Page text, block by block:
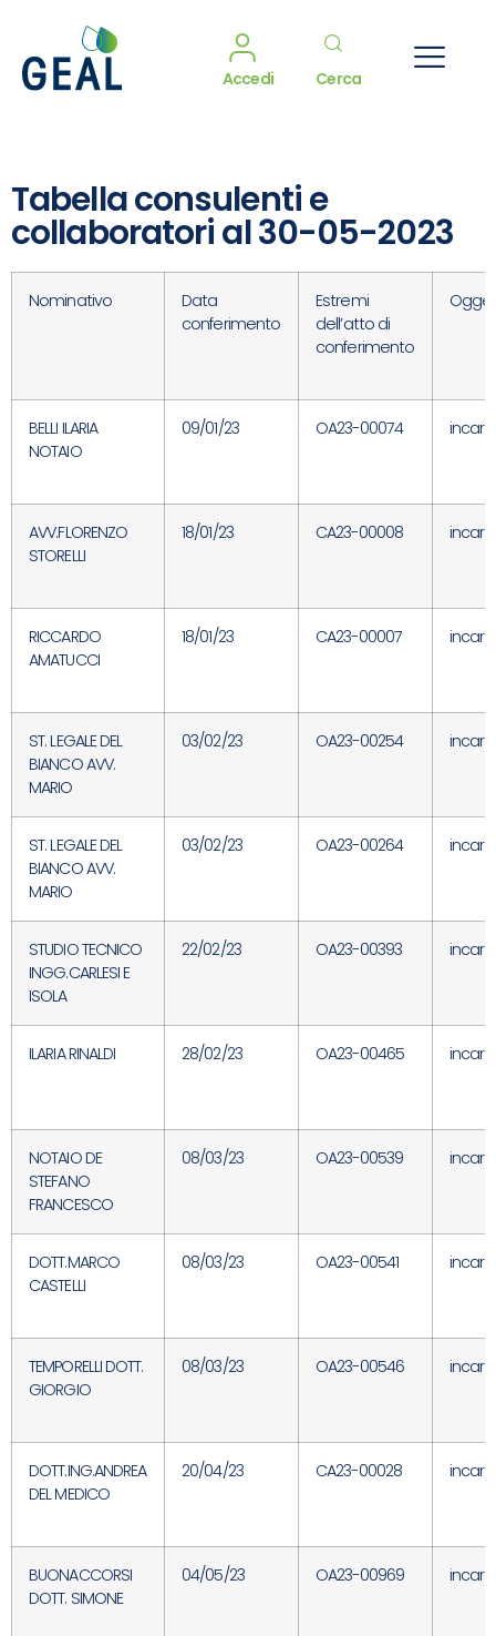
Accedi Cerca
Tabella consulenti e
collaboratori al 30-05-2023
Nominativo
Data
conferimento
Estremi
dell’atto di
conferimento
BELLI ILARIA
NOTAIO
09/01/23 OA23-00074
AVV.FLORENZO
STORELLI
18/01/23 CA23-00008
RICCARDO
AMATUCCI
18/01/23 CA23-00007
ST. LEGALE DEL
BIANCO AVV.
MARIO
03/02/23 OA23-00254
ST. LEGALE DEL
BIANCO AVV.
MARIO
03/02/23 OA23-00264
STUDIO TECNICO
INGG.CARLESI E
ISOLA
22/02/23 OA23-00393
ILARIA RINALDI 28/02/23 OA23-00465
NOTAIO DE
STEFANO
FRANCESCO
08/03/23 OA23-00539
DOTT.MARCO
CASTELLI
08/03/23 OA23-00541
TEMPORELLI DOTT.
GIORGIO
08/03/23 OA23-00546
DOTT.ING.ANDREA
DEL MEDICO
20/04/23 CA23-00028
BUONACCORSI
DOTT. SIMONE
04/05/23 OA23-00969